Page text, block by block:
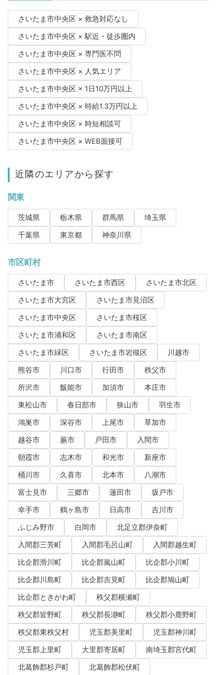
さいたま市中央区 × 救急対応なし
さいたま市中央区 × 駅近・徒歩圏内
さいたま市中央区 × 専門医不問
さいたま市中央区 × 人気エリア
さいたま市中央区 × 1日10万円以上
さいたま市中央区 × 時給1.3万円以上
さいたま市中央区 × 時短相談可
さいたま市中央区 × WEB面接可
近隣のエリアから探す
関東
茨城県 栃木県 群馬県
埼玉県
千葉県
東京都 神奈川県
市区町村
さいたま市 さいたま市西区
さいたま市北区
さいたま市大宮区
さいたま市見沼区
さいたま市中央区
さいたま市桜区
さいたま市浦和区
さいたま市南区
さいたま市緑区
さいたま市岩槻区
川越市
熊谷市
川口市 行田市
秩父市
所沢市
飯能市 加須市
本庄市
東松山市
春日部市 狭山市
羽生市
鴻巣市
深谷市 上尾市
草加市
越谷市
蕨市 戸田市
入間市
朝霞市
志木市 和光市
新座市
桶川市
久喜市 北本市
八潮市
富士見市
三郷市 蓮田市
坂戸市
幸手市
鶴ヶ島市 日高市
吉川市
ふじみ野市
白岡市
北足立郡伊奈町
入間郡三芳町
入間郡毛呂山町
入間郡越生町
比企郡滑川町
比企郡嵐山町
比企郡小川町
比企郡川島町
比企郡吉見町
比企郡鳩山町
比企郡ときがわ町
秩父郡横瀬町
秩父郡皆野町
秩父郡長瀞町
秩父郡小鹿野町
秩父郡東秩父村
児玉郡美里町
児玉郡神川町
児玉郡上里町
大里郡寄居町
南埼玉郡宮代町
北葛飾郡杉戸町
北葛飾郡松伏町